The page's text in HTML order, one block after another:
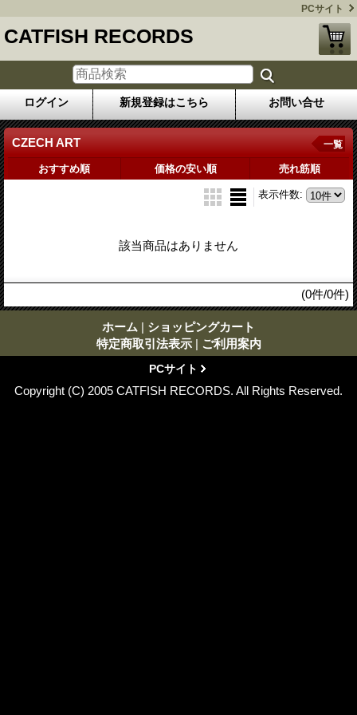
PCサイト
CATFISH RECORDS
ログイン 新規登録はこちら お問い合せ
CZECH ART 一覧
おすすめ順 価格の安い順 売れ筋順
表示件数:
該当商品はありません
(0件/0件)
ホーム | ショッピングカート
特定商取引法表示 | ご利用案内
PCサイト
Copyright (C) 2005 CATFISH RECORDS. All Rights Reserved.